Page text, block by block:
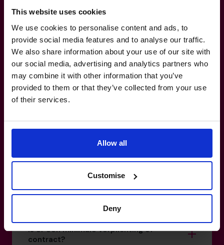
This website uses cookies
We use cookies to personalise content and ads, to
provide social media features and to analyse our traffic.
We also share information about your use of our site with
our social media, advertising and analytics partners who
may combine it with other information that you’ve
provided to them or that they’ve collected from your use
of their services.
Allow all
Customise
Deny
werken als jij.
035 3333 555
Hoe weet ik of ik echt een CFO nodig heb?
Wat is het verschil tussen een parttime
Hoe matchen jullie een CFO bij mijn
team samenwerken?
Is er een minimale verplichting of
contract?